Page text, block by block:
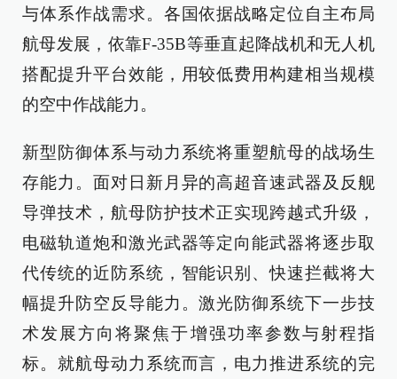
与体系作战需求。各国依据战略定位自主布局
航母发展，依靠F-35B等垂直起降战机和无人机
搭配提升平台效能，用较低费用构建相当规模
的空中作战能力。
新型防御体系与动力系统将重塑航母的战场生
存能力。面对日新月异的高超音速武器及反舰
导弹技术，航母防护技术正实现跨越式升级，
电磁轨道炮和激光武器等定向能武器将逐步取
代传统的近防系统，智能识别、快速拦截将大
幅提升防空反导能力。激光防御系统下一步技
术发展方向将聚焦于增强功率参数与射程指
标。就航母动力系统而言，电力推进系统的完